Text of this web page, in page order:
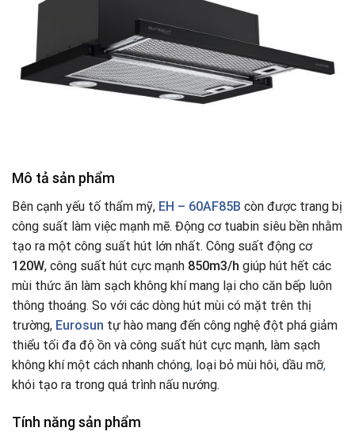
Mô tả sản phẩm
Bên cạnh yếu tố thẩm mỹ, EH – 60AF85B còn được trang bị
công suất làm việc mạnh mẽ. Động cơ tuabin siêu bền nhằm
tạo ra một công suất hút lớn nhất. Công suất động cơ
120W, công suất hút cực mạnh 850m3/h giúp hút hết các
mùi thức ăn làm sạch không khí mang lại cho căn bếp luôn
thông thoáng. So với các dòng hút mùi có mặt trên thị
trường, Eurosun tự hào mang đến công nghệ đột phá giảm
thiểu tối đa độ ồn và công suất hút cực mạnh, làm sạch
không khí một cách nhanh chóng, loại bỏ mùi hôi, dầu mỡ,
khói tạo ra trong quá trình nấu nướng.
Tính năng sản phẩm